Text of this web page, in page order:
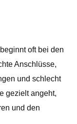
oft bei den
Anschlüsse,
und schlecht
gezielt angeht,
und den